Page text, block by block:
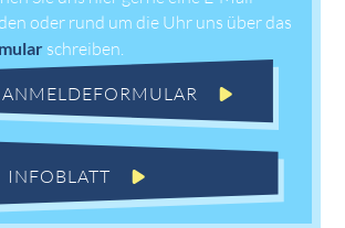
oder rund um die Uhr uns über das
schreiben.
ANMELDEFORMULAR
INFOBLATT